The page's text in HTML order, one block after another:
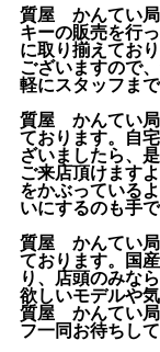
質屋 かんてい
キーの販売を行
に取り揃えてお
ございますので
軽にスタッフま
質屋 かんてい
ております。自
ざいましたら
ご来店頂けます
をかぶっている
いにするのも手
質屋 かんてい
ております。国
り、店頭のみな
欲しいモデルや
質屋 かんてい
フ一同お待ちし